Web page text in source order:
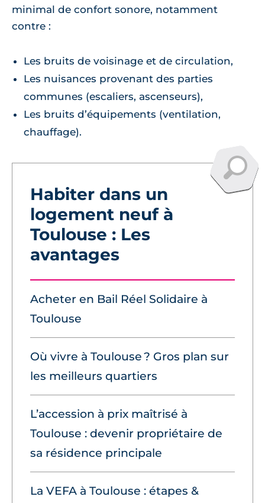
minimal de confort sonore, notamment
contre :
Les bruits de voisinage et de circulation,
Les nuisances provenant des parties
communes (escaliers, ascenseurs),
Les bruits d’équipements (ventilation,
chauffage).
Habiter dans un
logement neuf à
Toulouse : Les
avantages
Acheter en Bail Réel Solidaire à
Toulouse
Où vivre à Toulouse ? Gros plan sur
les meilleurs quartiers
L’accession à prix maîtrisé à
Toulouse : devenir propriétaire de
sa résidence principale
La VEFA à Toulouse : étapes &